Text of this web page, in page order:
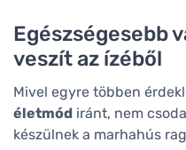
Egészségesebb
veszít az ízéből
Mivel egyre többen
életmód iránt, nem
készülnek a marhahús